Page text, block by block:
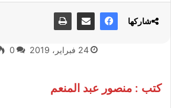
24 فبراير، 2019 0
كتب : منصور عبد المنعم
شاركها